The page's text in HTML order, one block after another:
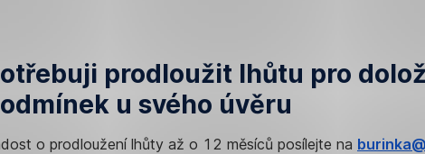
prodloužit lhůtu pro
u svého úvěru
o prodloužení lhůty až o 12 měsíců posílejte na